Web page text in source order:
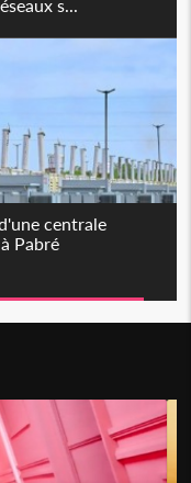
s...
centrale
Pabré